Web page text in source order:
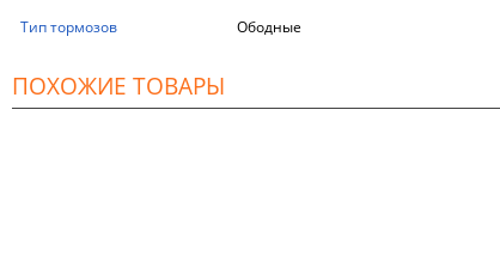
Тип тормозов
Ободные
ПОХОЖИЕ ТОВАРЫ